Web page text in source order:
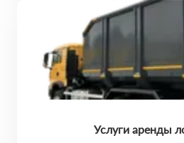
Услуги аренды